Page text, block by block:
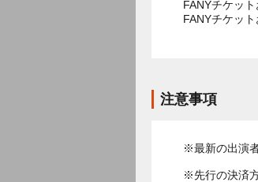
FANYチケッ
FANYチケッ
注意事項
※最新の出演
※先行の決済